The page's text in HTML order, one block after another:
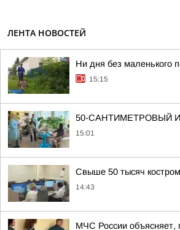
ЛЕНТА НОВОСТЕЙ
Ни дня без маленького
15:15
50-САНТИМЕТРОВЫЙ
15:01
Свыше 50 тысяч
14:43
МЧС России объясняет,